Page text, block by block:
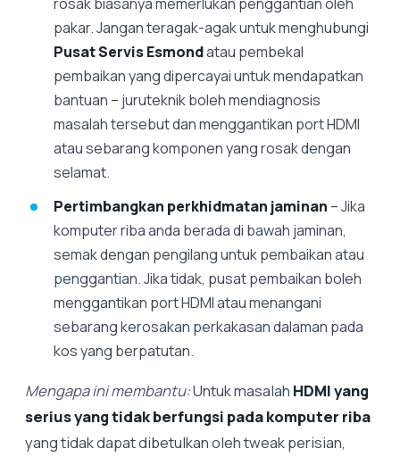
pakar. Jangan teragak-agak untuk menghubungi
Pusat Servis Esmondatau pembekal
pembaikan yang dipercayai untuk mendapatkan
bantuan – juruteknik boleh mendiagnosis
masalah tersebut dan menggantikan port HDMI
atau sebarang komponen yang rosak dengan
selamat.
Pertimbangkan perkhidmatan jaminan – Jika
komputer riba anda berada di bawah jaminan,
semak dengan pengilang untuk pembaikan atau
penggantian. Jika tidak, pusat pembaikan boleh
menggantikan port HDMI atau menangani
sebarang kerosakan perkakasan dalaman pada
kos yang berpatutan.
Mengapa ini membantu:Untuk masalah HDMI yang
serius yang tidak berfungsi pada komputer riba
yang tidak dapat dibetulkan oleh tweak perisian,